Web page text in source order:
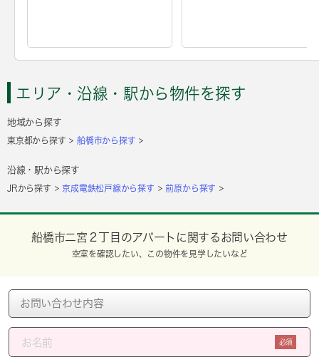
エリア・沿線・駅から物件を探す
地域から探す
東京都から探す 船橋市から探す
沿線・駅から探す
JRから探す 京成電鉄松戸線から探す 前原から探す
船橋市二宮２丁目のアパートに関するお問い合わせ
空室を確認したい、この物件を見学したいなど
必須